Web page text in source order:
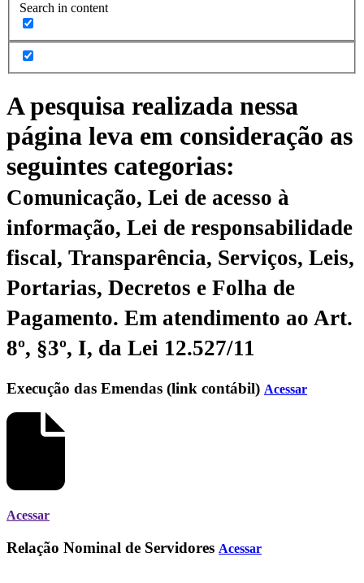
Search in content
A pesquisa realizada nessa
página leva em consideração as
seguintes categorias:
Comunicação, Lei de acesso à
informação, Lei de responsabilidade
fiscal, Transparência, Serviços, Leis,
Portarias, Decretos e Folha de
Pagamento. Em atendimento ao Art.
8º, §3º, I, da Lei 12.527/11
Execução das Emendas (link contábil) Acessar
Acessar
Relação Nominal de Servidores Acessar